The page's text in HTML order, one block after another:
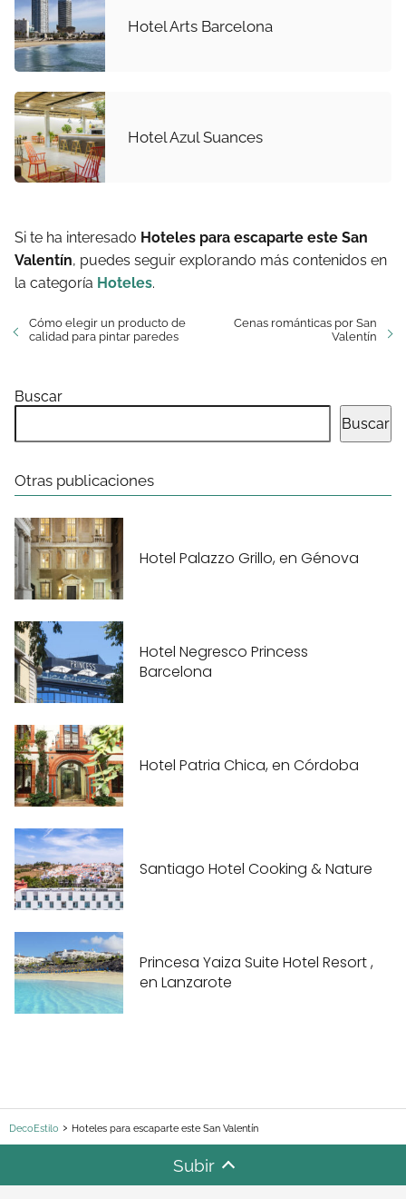
Hotel Arts Barcelona
Hotel Azul Suances
Si te ha interesado Hoteles para escaparte este San
Valentín, puedes seguir explorando más contenidos en
la categoría Hoteles.
Cómo elegir un producto de
calidad para pintar paredes
Cenas románticas por San
Valentín
Buscar
Buscar
Otras publicaciones
Hotel Palazzo Grillo, en Génova
Hotel Negresco Princess
Barcelona
Hotel Patria Chica, en Córdoba
Santiago Hotel Cooking & Nature
Princesa Yaiza Suite Hotel Resort ,
en Lanzarote
DecoEstilo Hoteles para escaparte este San Valentín
Subir